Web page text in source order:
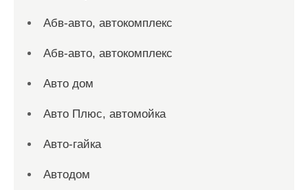
Абв-авто, автокомплекс
Абв-авто, автокомплекс
Авто дом
Авто Плюс, автомойка
Авто-гайка
Автодом